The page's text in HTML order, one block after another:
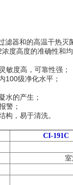
滤器和的高温干热
浓度高度的准确性和
敏度高，可靠性强；
100级净化水平；
水的产生；
警；
构，易于清洗。
CI-191C